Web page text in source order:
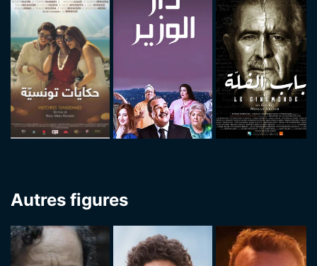
Autres figures